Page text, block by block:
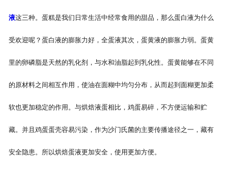
液这三种。蛋糕是我们日常生活中经常食用的甜品，那么蛋白液为什么
受欢迎呢？蛋白液的膨胀力好，全蛋液其次，蛋黄液的膨胀力弱。蛋黄
里的卵磷脂是天然的乳化剂，与水和油脂起到乳化性。蛋黄能够在不同
的原材料之间相互作用，使油在面糊中均匀分布，从而起到面糊更加柔
软也更加稳定的作用。与烘焙液蛋相比，鸡蛋易碎，不方便运输和贮
藏。并且鸡蛋蛋壳容易污染，作为沙门氏菌的主要传播途径之一，藏有
安全隐患。所以烘焙蛋液更加安全，使用更加方便。